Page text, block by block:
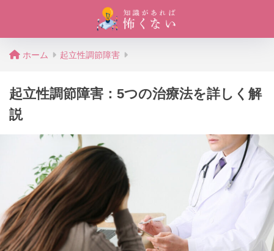
ホーム 起立性調節障害
起立性調節障害：5つの治療法を詳しく解
説